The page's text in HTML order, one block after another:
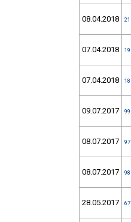
08.04.2018 21
07.04.2018 19
07.04.2018 18
09.07.2017 99
08.07.2017 97
08.07.2017 98
28.05.2017 67